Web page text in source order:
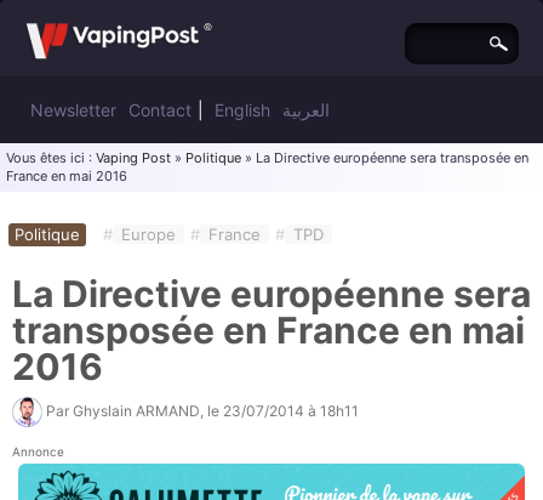
Newsletter Contact English العربية
Vous êtes ici : Vaping Post » Politique » La Directive européenne sera transposée en
France en mai 2016
Politique # Europe # France # TPD
La Directive européenne sera
transposée en France en mai
2016
Par Ghyslain ARMAND , le 23/07/2014 à 18h11
Annonce